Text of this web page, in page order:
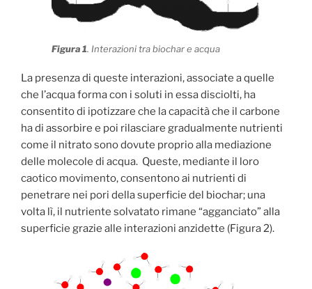
Figura 1. Interazioni tra biochar e acqua
La presenza di queste interazioni, associate a quelle
che l’acqua forma con i soluti in essa disciolti, ha
consentito di ipotizzare che la capacità che il carbone
ha di assorbire e poi rilasciare gradualmente nutrienti
come il nitrato sono dovute proprio alla mediazione
delle molecole di acqua. Queste, mediante il loro
caotico movimento, consentono ai nutrienti di
penetrare nei pori della superficie del biochar; una
volta lì, il nutriente solvatato rimane “agganciato” alla
superficie grazie alle interazioni anzidette (Figura 2).